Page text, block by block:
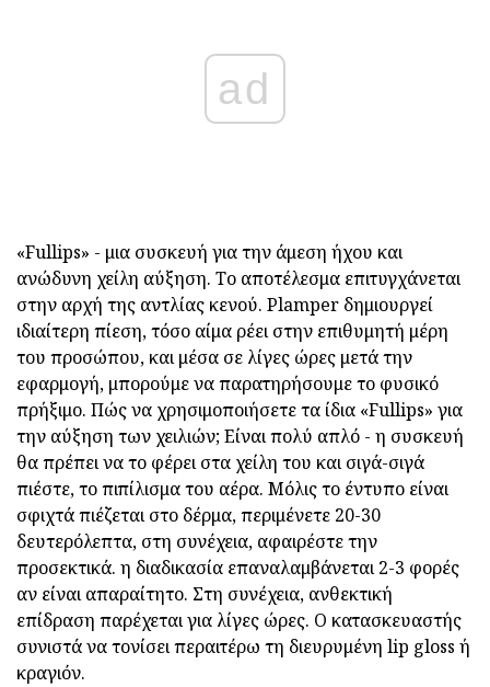
ad
«Fullips» - μια συσκευή για την άμεση ήχου και
ανώδυνη χείλη αύξηση. Το αποτέλεσμα επιτυγχάνεται
στην αρχή της αντλίας κενού. Plamper δημιουργεί
ιδιαίτερη πίεση, τόσο αίμα ρέει στην επιθυμητή μέρη
του προσώπου, και μέσα σε λίγες ώρες μετά την
εφαρμογή, μπορούμε να παρατηρήσουμε το φυσικό
πρήξιμο. Πώς να χρησιμοποιήσετε τα ίδια «Fullips» για
την αύξηση των χειλιών; Είναι πολύ απλό - η συσκευή
θα πρέπει να το φέρει στα χείλη του και σιγά-σιγά
πιέστε, το πιπίλισμα του αέρα. Μόλις το έντυπο είναι
σφιχτά πιέζεται στο δέρμα, περιμένετε 20-30
δευτερόλεπτα, στη συνέχεια, αφαιρέστε την
προσεκτικά. η διαδικασία επαναλαμβάνεται 2-3 φορές
αν είναι απαραίτητο. Στη συνέχεια, ανθεκτική
επίδραση παρέχεται για λίγες ώρες. Ο κατασκευαστής
συνιστά να τονίσει περαιτέρω τη διευρυμένη lip gloss ή
κραγιόν.